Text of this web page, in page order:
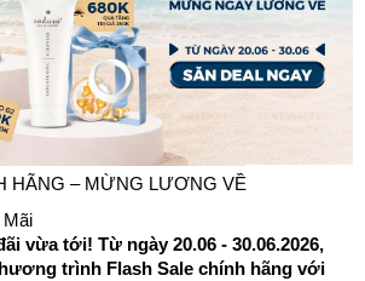
HÃNG – MỪNG LƯƠNG VỀ
Mãi
vừa tới! Từ ngày 20.06 - 30.06.2026,
trình Flash Sale chính hãng với